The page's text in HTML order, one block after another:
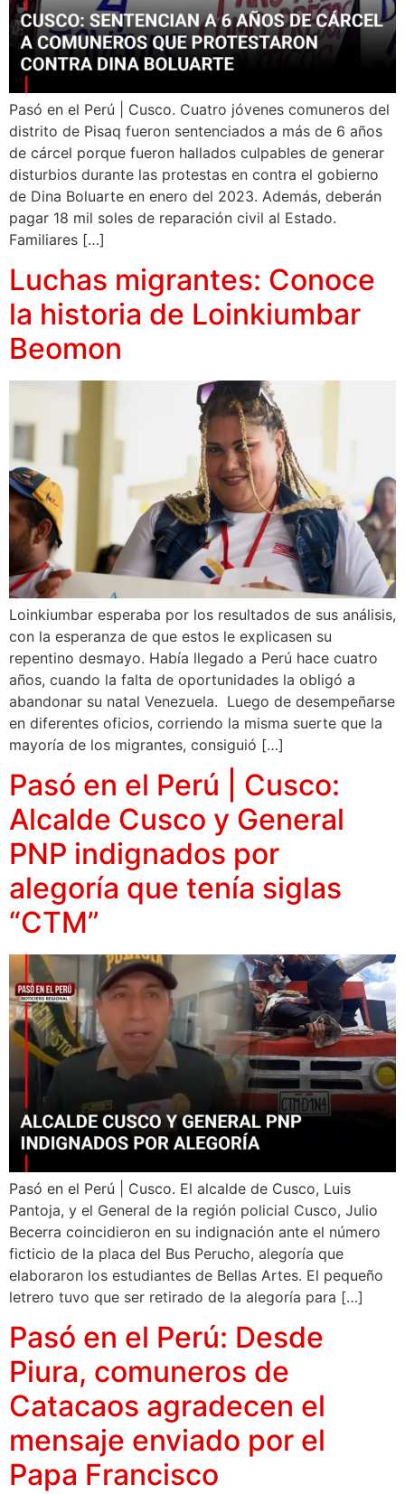
Pasó en el Perú | Cusco. Cuatro jóvenes comuneros del
distrito de Pisaq fueron sentenciados a más de 6 años
de cárcel porque fueron hallados culpables de generar
disturbios durante las protestas en contra el gobierno
de Dina Boluarte en enero del 2023. Además, deberán
pagar 18 mil soles de reparación civil al Estado.
Familiares […]
Luchas migrantes: Conoce
la historia de Loinkiumbar
Beomon
Loinkiumbar esperaba por los resultados de sus análisis,
con la esperanza de que estos le explicasen su
repentino desmayo. Había llegado a Perú hace cuatro
años, cuando la falta de oportunidades la obligó a
abandonar su natal Venezuela. Luego de desempeñarse
en diferentes oficios, corriendo la misma suerte que la
mayoría de los migrantes, consiguió […]
Pasó en el Perú | Cusco:
Alcalde Cusco y General
PNP indignados por
alegoría que tenía siglas
“CTM”
Pasó en el Perú | Cusco. El alcalde de Cusco, Luis
Pantoja, y el General de la región policial Cusco, Julio
Becerra coincidieron en su indignación ante el número
ficticio de la placa del Bus Perucho, alegoría que
elaboraron los estudiantes de Bellas Artes. El pequeño
letrero tuvo que ser retirado de la alegoría para […]
Pasó en el Perú: Desde
Piura, comuneros de
Catacaos agradecen el
mensaje enviado por el
Papa Francisco